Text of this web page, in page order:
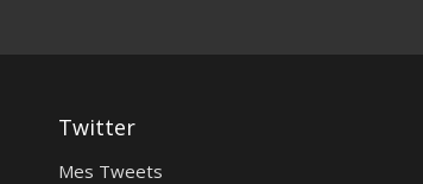
Twitter
Mes Tweets